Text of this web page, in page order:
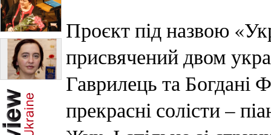
Проєкт під назвою
присвячений двом
Гаврилець та Богдані
прекрасні солісти –